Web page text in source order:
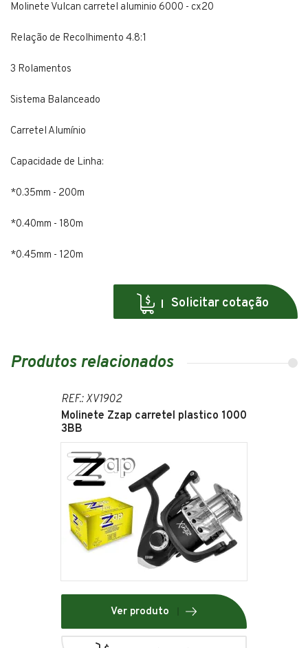
Molinete Vulcan carretel aluminio 6000 - cx20
Relação de Recolhimento 4.8:1
3 Rolamentos
Sistema Balanceado
Carretel Alumínio
Capacidade de Linha:
*0.35mm - 200m
*0.40mm - 180m
*0.45mm - 120m
Solicitar cotação
Produtos relacionados
REF.: XV1902
Molinete Zzap carretel plastico 1000
3BB
Ver produto